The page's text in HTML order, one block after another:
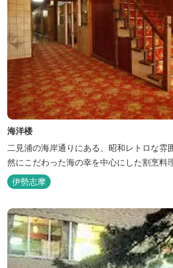
海洋楼
二見浦の海岸通りにある、昭和レトロな雰
然にこだわった海の幸を中心にした割烹料
伊勢志摩